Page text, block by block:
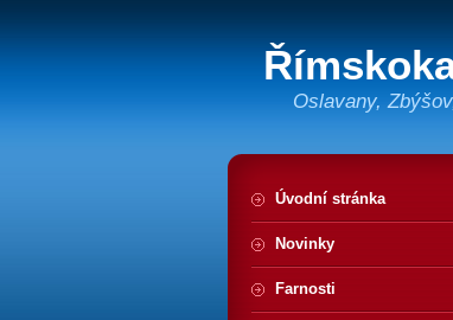
Oslavany,
Úvodní stránka
Novinky
Farnosti